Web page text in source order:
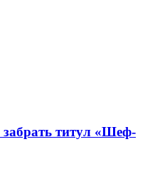
забрать титул «Шеф-